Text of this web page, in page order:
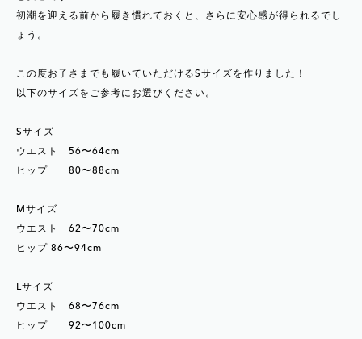
初潮を迎える前から履き慣れておくと、さらに安心感が得られるでし
ょう。
この度お子さまでも履いていただけるSサイズを作りました！
以下のサイズをご参考にお選びください。
Sサイズ
ウエスト 56〜64cm
ヒップ 80〜88cm
Mサイズ
ウエスト 62〜70cm
ヒップ 86〜94cm
Lサイズ
ウエスト 68〜76cm
ヒップ 92〜100cm